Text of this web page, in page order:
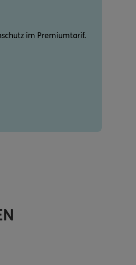
im Premiumtarif.